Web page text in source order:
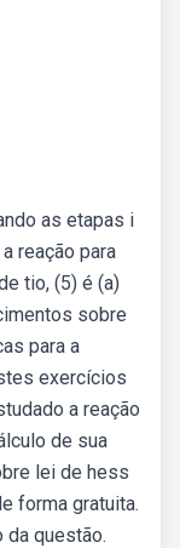
as etapas i
reação para
tio, (5) é (a)
sobre
para a
exercícios
a reação
de sua
lei de hess
forma gratuita.
questão.